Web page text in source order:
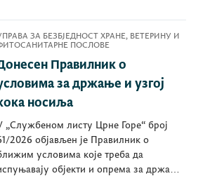
ЗА БЕЗБЈЕДНОСТ ХРАНЕ, ВЕТЕРИНУ И
ПОСЛОВЕ
Правилник о
за држање и узгој
носиља
„Службеном листу Црне Горе“ број
2026 објављен је Правилник о
условима које треба да
објекти и опрема за држање